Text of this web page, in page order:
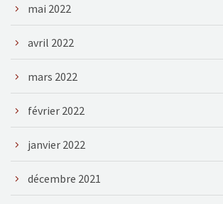
mai 2022
avril 2022
mars 2022
février 2022
janvier 2022
décembre 2021